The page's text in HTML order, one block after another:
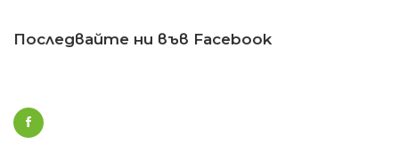
Последвайте ни във Facebook